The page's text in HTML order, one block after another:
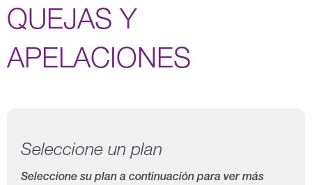
QUEJAS Y
APELACIONES
Seleccione un plan
Seleccione su plan a continuación para ver más